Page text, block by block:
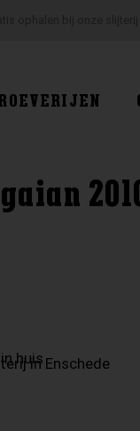
huisin Enschede